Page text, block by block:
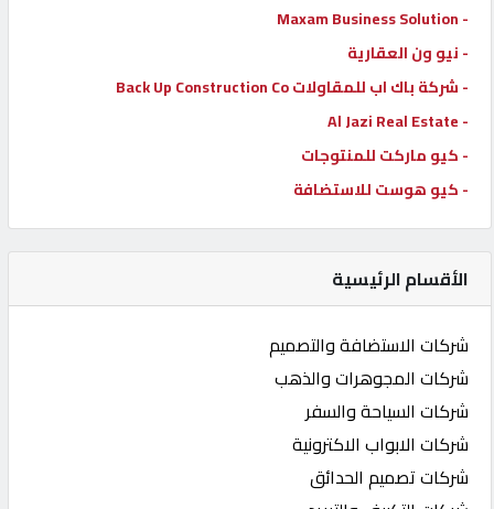
- Maxam Business Solution
- نيو ون العقارية
- شركة باك اب للمقاولات Back Up Construction Co
- Al Jazi Real Estate
- كيو ماركت للمنتوجات
- كيو هوست للاستضافة
الأقسام الرئيسية
شركات الاستضافة والتصميم
شركات المجوهرات والذهب
شركات السياحة والسفر
شركات الابواب الاكترونية
شركات تصميم الحدائق